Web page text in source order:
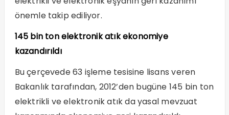
önemle takip ediliyor.
145 bin ton elektronik atık ekonomiye
kazandırıldı
Bu çerçevede 63 işleme tesisine lisans veren
Bakanlık tarafından, 2012’den bugüne 145 bin ton
elektrikli ve elektronik atık da yasal mevzuat